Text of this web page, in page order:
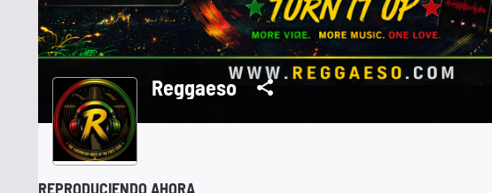
Reggaeso
REPRODUCIENDO AHORA